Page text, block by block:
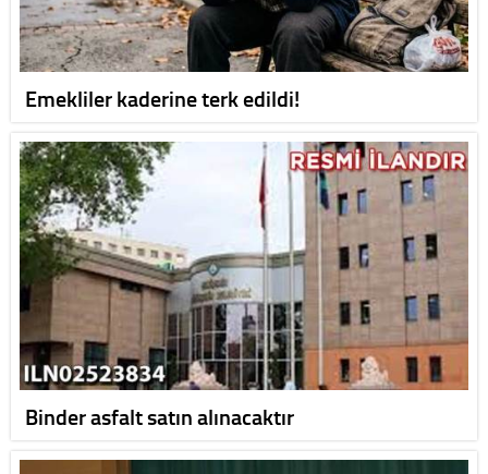
Emekliler kaderine terk edildi!
Binder asfalt satın alınacaktır